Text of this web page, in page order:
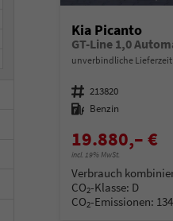
Kia Picanto
GT-Line 1,0
unverbindliche Lieferzeit:
Fahrzeugnummer 213820
Kraftstoff Benzin
19.880,– €
incl. 19% MwSt.
Verbrauch
CO2-Klasse: D
CO2-Emissionen: